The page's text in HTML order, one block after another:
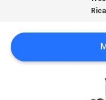
MAPPA
DEL